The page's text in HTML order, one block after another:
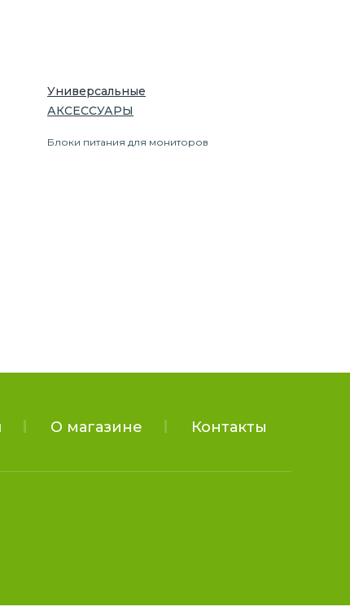
Универсальные
АКСЕССУАРЫ
Блоки питания для мониторов
О магазине Контакты